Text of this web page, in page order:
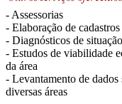
- Assessorias
- Elaboração de cadastros
- Diagnósticos de
- Estudos de viabilidade
da área
- Levantamento de
diversas áreas